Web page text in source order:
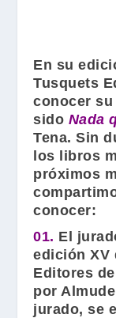
En su
Tusquets
conocer
sido Nada
Tena. Sin
los libros
próximos
conocer:
01. El
edición XV
Editores
por
jurado, se